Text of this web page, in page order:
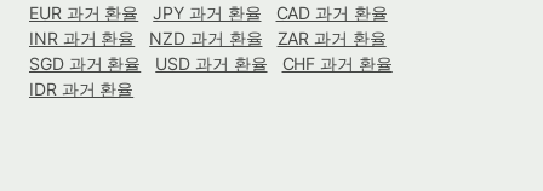
EUR 과거 환율
JPY 과거 환율
CAD 과거 환율
INR 과거 환율
NZD 과거 환율
ZAR 과거 환율
SGD 과거 환율
USD 과거 환율
CHF 과거 환율
IDR 과거 환율